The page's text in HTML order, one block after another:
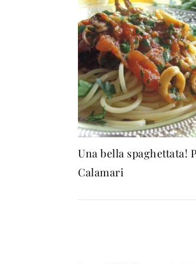
Una bella spaghettata!
Calamari